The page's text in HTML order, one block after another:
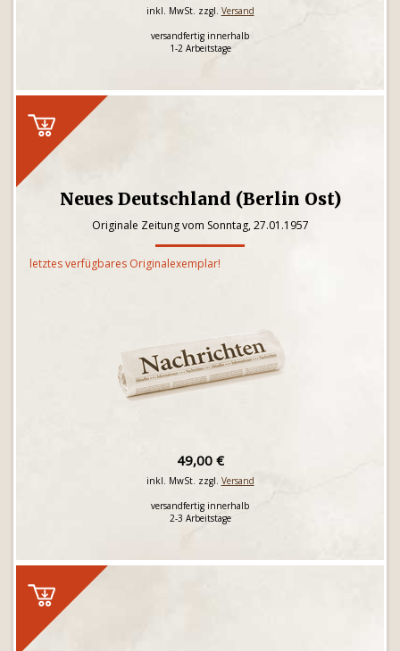
inkl. MwSt. zzgl. Versand
versandfertig innerhalb
1-2 Arbeitstage
Neues Deutschland (Berlin Ost)
Originale Zeitung vom Sonntag, 27.01.1957
letztes verfügbares Originalexemplar!
49,00 €
inkl. MwSt. zzgl. Versand
versandfertig innerhalb
2-3 Arbeitstage